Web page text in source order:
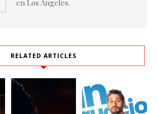
en Los Ángeles.
RELATED ARTICLES